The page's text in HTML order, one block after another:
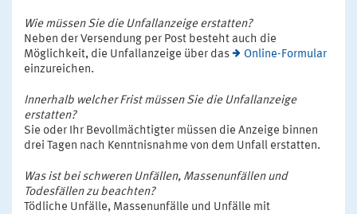
Wie müssen Sie die Unfallanzeige erstatten?
Neben der Versendung per Post besteht auch die
Möglichkeit, die Unfallanzeige über das
Online-Formular
einzureichen.
Innerhalb welcher Frist müssen Sie die Unfallanzeige
erstatten?
Sie oder Ihr Bevollmächtigter müssen die Anzeige binnen
drei Tagen nach Kenntnisnahme von dem Unfall erstatten.
Was ist bei schweren Unfällen, Massenunfällen und
Todesfällen zu beachten?
Tödliche Unfälle, Massenunfälle und Unfälle mit